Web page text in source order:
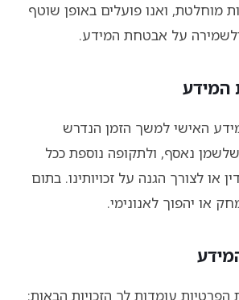
מוחלטת, ואנו פועלים באופן שוטף
ולשמירה על אבטחת המידע.
המידע
האישי למשך הזמן הנדרש
נאסף, ולתקופה נוספת ככל
או לצורך הגנה על זכויותינו. בתום
או יהפוך לאנונימי.
עומדות לך הזכויות הבאות: